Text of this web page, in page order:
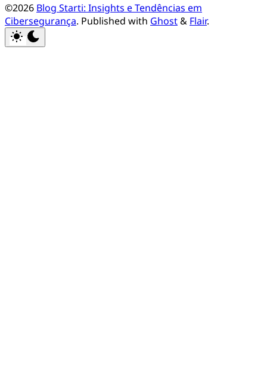
©2026 Blog Starti: Insights e Tendências em
Cibersegurança. Published with Ghost& Flair.